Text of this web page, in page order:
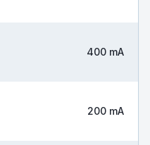
400 mA
200 mA